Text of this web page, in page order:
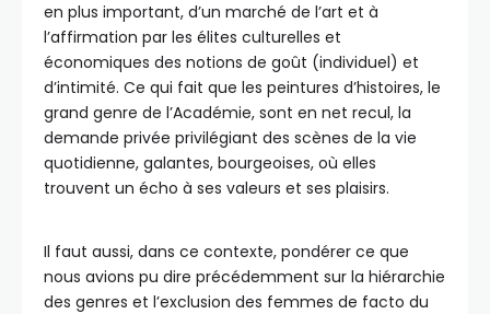
en plus important, d’un marché de l’art et à
l’affirmation par les élites culturelles et
économiques des notions de goût (individuel) et
d’intimité. Ce qui fait que les peintures d’histoires, le
grand genre de l’Académie, sont en net recul, la
demande privée privilégiant des scènes de la vie
quotidienne, galantes, bourgeoises, où elles
trouvent un écho à ses valeurs et ses plaisirs.
Il faut aussi, dans ce contexte, pondérer ce que
nous avions pu dire précédemment sur la hiérarchie
des genres et l’exclusion des femmes de facto du